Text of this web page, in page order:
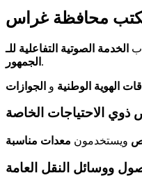
مكتب محافظة غراس
ب
الجمهور .
الهوية الوطنية و الجوازات
الاحتياجات الخاصة
ويستخدمون معدات مناسبة
ووسائل النقل العامة